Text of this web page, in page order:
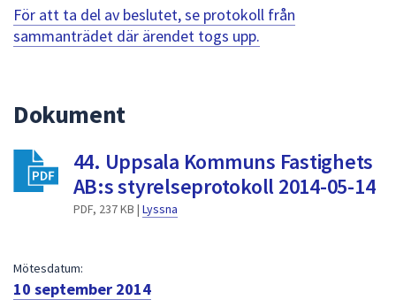
för
att
navigera
för
att
För att ta del av beslutet, se protokoll från
sammanträdet där ärendet togs upp.
Dokument
44. Uppsala Kommuns Fastighets
AB:s styrelseprotokoll 2014-05-14
PDF, 237 KB | Lyssna
Mötesdatum:
10 september 2014